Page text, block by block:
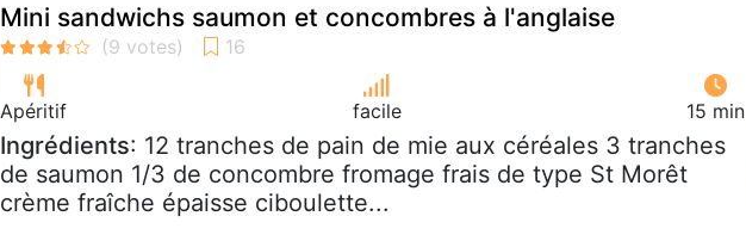
Mini sandwichs saumon et concombres à l'anglaise
Apéritif facile 15 min
Ingrédients: 12 tranches de pain de mie aux céréales 3 tranches
de saumon 1/3 de concombre fromage frais de type St Morêt
crème fraîche épaisse ciboulette...